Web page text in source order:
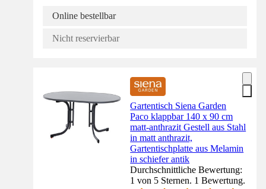
Online bestellbar
Nicht reservierbar
Gartentisch Siena Garden
Paco klappbar 140 x 90 cm
matt-anthrazit Gestell aus Stahl
in matt anthrazit,
Gartentischplatte aus Melamin
in schiefer antik
Durchschnittliche Bewertung:
1 von 5 Sternen. 1 Bewertung.